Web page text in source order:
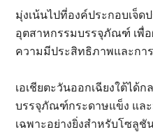
มุ่งเน้นไปที่องค์ประกอบเจ็ด
อุตสาหกรรมบรรจุภัณฑ์ เพื่
ความมีประสิทธิภาพและกา
เอเชียตะวันออกเฉียงใต้ได้
บรรจุภัณฑ์กระดาษแข็ง แล
เฉพาะอย่างยิ่งสำหรับโซลู